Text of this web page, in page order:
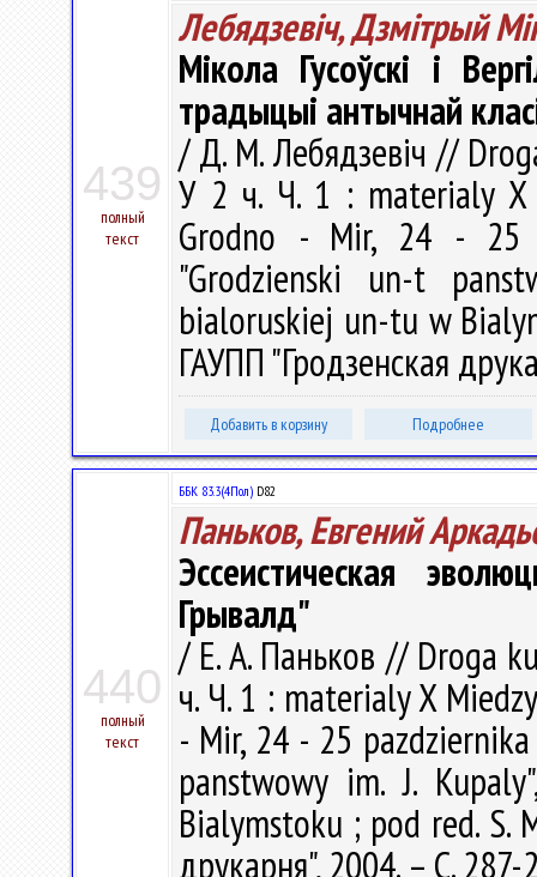
439
полный
текст
Лебядзевіч, Дзмітрый
Мікола Гусоўскі і
традыцыі антычнай
/ Д. М. Лебядзевіч //
У 2 ч. Ч. 1 : materialy X
Grodno - Mir, 24 - 25
"Grodzienski un-t
bialoruskiej un-tu w
ГАУПП "Гродзенская
Добавить в корзину Подробнее
440
полный
текст
ББК 83.3(4Пол) D82
Паньков, Евгений
Эссеистическая
Грывалд"
/ Е. А. Паньков // Droga
ч. Ч. 1 : materialy X
- Mir, 24 - 25
panstwowy im. J.
Bialymstoku ; pod red. S.
друкарня", 2004. – С.